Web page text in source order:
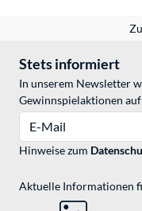
Stets informiert
In unserem Newsletter
Gewinnspielaktionen auf
Hinweise zum
Aktuelle Informationen